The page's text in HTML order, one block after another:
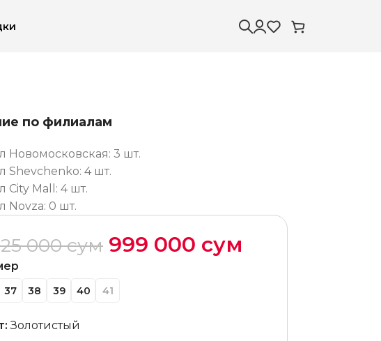
по филиалам
Новомосковская: 3 шт.
Shevchenko: 4 шт.
City Mall: 4 шт.
Novza: 0 шт.
000сум 999 000 сум
37 38 39 40 41
Золотистый